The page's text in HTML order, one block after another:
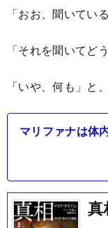
「おお、聞いてい
「それを聞いてど
「いや、何も」と
マリファナは体